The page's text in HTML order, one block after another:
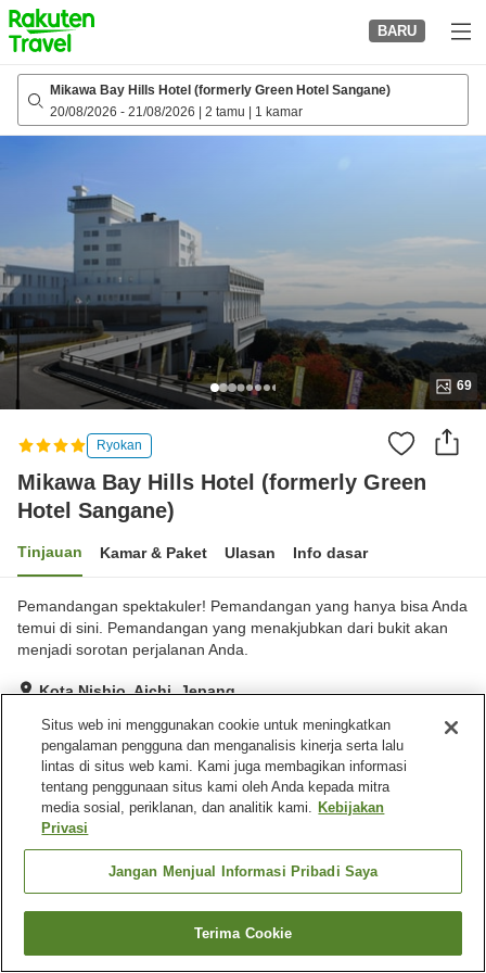
to
top
page
BARU
Mikawa Bay Hills Hotel (formerly Green Hotel Sangane)
20/08/2026 - 21/08/2026 2 tamu 1 kamar
69
Ryokan
Mikawa Bay Hills Hotel (formerly Green
Hotel Sangane)
Tinjauan Kamar & Paket Ulasan Info dasar
Pemandangan spektakuler! Pemandangan yang hanya bisa Anda
temui di sini. Pemandangan yang menakjubkan dari bukit akan
menjadi sorotan perjalanan Anda.
Kota Nishio, Aichi, Jepang
Sangat baik Ulasan:272
Fasilitas properti
Kolam renang
Restoran
Mikawa Bay Hills Hotel (formerly Green Hotel Sangane)
Cari kamar
Situs web ini menggunakan cookie untuk meningkatkan
pengalaman pengguna dan menganalisis kinerja serta lalu
lintas di situs web kami. Kami juga membagikan informasi
tentang penggunaan situs kami oleh Anda kepada mitra
media sosial, periklanan, dan analitik kami. Kebijakan
Privasi
Jangan Menjual Informasi Pribadi Saya
Terima Cookie